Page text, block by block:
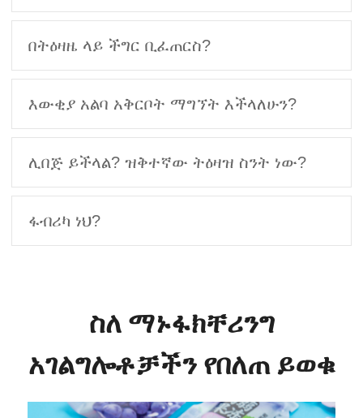
በትዕዛዜ ላይ ችግር ቢፈጠርስ?
እውቂያ አልባ አቅርቦት ማግኘት እችላለሁን?
ሊበጅ ይችላል? ዝቅተኛው ትዕዛዝ ስንት ነው?
ፋብሪካ ነህ?
ስለ ማኑፋክቸሪንግ
አገልግሎቶቻችን የበለጠ ይወቁ